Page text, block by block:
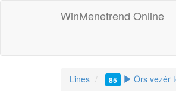
WinMenetrend Online
Lines 85 Örs vezér